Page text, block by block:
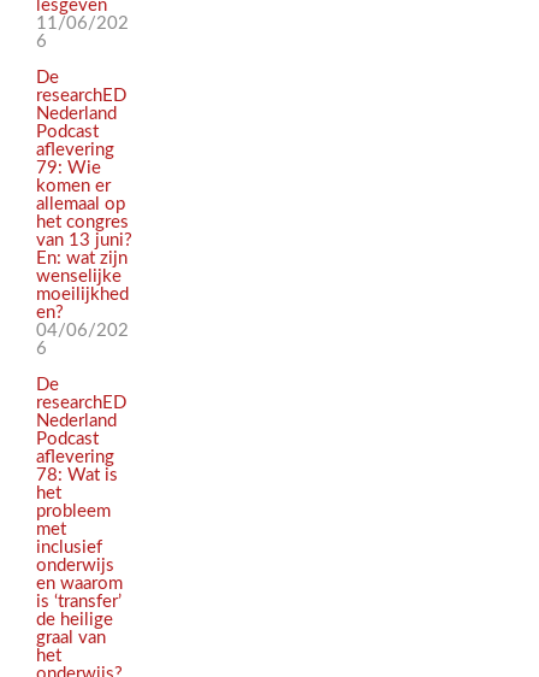
lesgeven
11/06/202
6
De
researchED
Nederland
Podcast
aflevering
79: Wie
komen er
allemaal op
het congres
van 13 juni?
En: wat zijn
wenselijke
moeilijkhed
en?
04/06/202
6
De
researchED
Nederland
Podcast
aflevering
78: Wat is
het
probleem
met
inclusief
onderwijs
en waarom
is ‘transfer’
de heilige
graal van
het